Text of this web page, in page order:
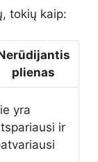
tokių kaip:
plienas
yra
ir